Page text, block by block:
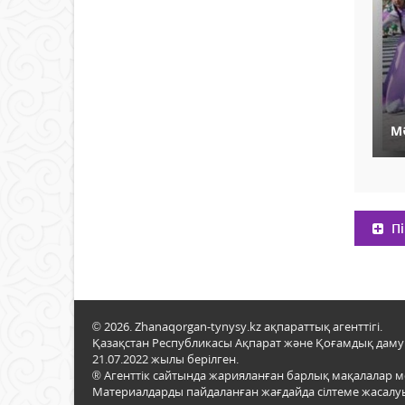
© 2026. Zhanaqorgan-tynysy.kz ақпараттық агенттігі.
Қазақстан Республикасы Ақпарат және Қоғамдық даму
21.07.2022 жылы берілген.
® Агенттік сайтында жарияланған барлық
Материалдарды пайдаланған жағдайда сілтеме